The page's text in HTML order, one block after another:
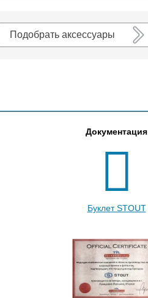
Подобрать аксессуары
Документация
Буклет STOUT